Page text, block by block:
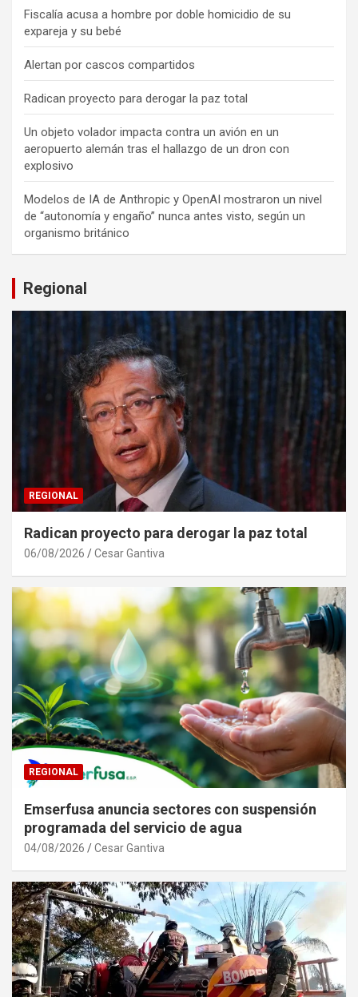
Fiscalía acusa a hombre por doble homicidio de su
expareja y su bebé
Alertan por cascos compartidos
Radican proyecto para derogar la paz total
Un objeto volador impacta contra un avión en un
aeropuerto alemán tras el hallazgo de un dron con
explosivo
Modelos de IA de Anthropic y OpenAI mostraron un nivel
de “autonomía y engaño” nunca antes visto, según un
organismo británico
Regional
REGIONAL
Radican proyecto para derogar la paz total
06/08/2026 Cesar Gantiva
REGIONAL
Emserfusa anuncia sectores con suspensión
programada del servicio de agua
04/08/2026 Cesar Gantiva